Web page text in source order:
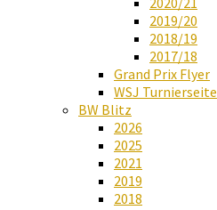
2019/20
2018/19
2017/18
Grand Prix Flyer
WSJ Turnierseite
BW Blitz
2026
2025
2021
2019
2018